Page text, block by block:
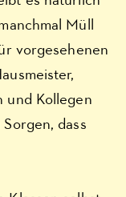
Müll
vorgesehenen
und Kollegen
dass